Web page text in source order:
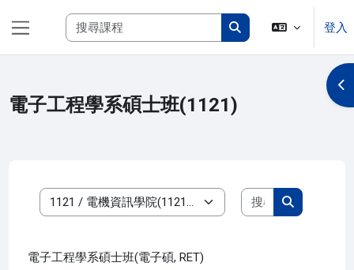
搜尋課程
搜尋課程
登入
電子工程學系碩士班(1121)
開
課程類別
搜尋課程
搜尋課程
電子工程學系碩士班(電子碩, RET)